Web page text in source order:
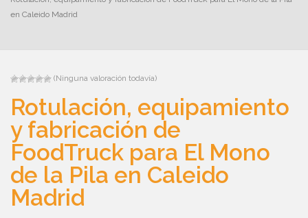
en Caleido Madrid
(Ninguna valoración todavía)
Rotulación, equipamiento
y fabricación de
FoodTruck para El Mono
de la Pila en Caleido
Madrid